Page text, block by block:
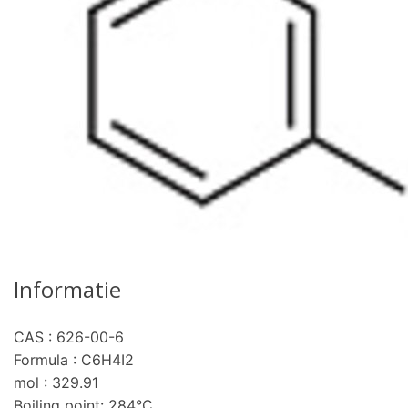
Informatie
CAS : 626-00-6
Formula : C6H4I2
mol : 329.91